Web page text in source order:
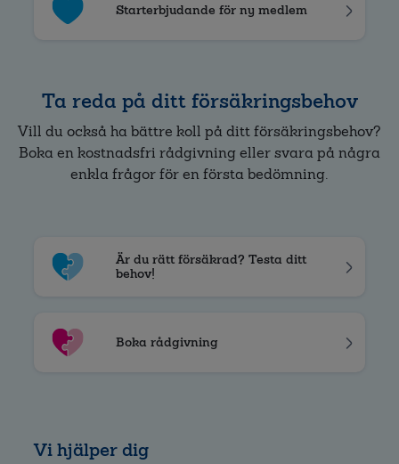
Starterbjudande för ny medlem
Ta reda på ditt försäkringsbehov
Vill du också ha bättre koll på ditt försäkringsbehov?
Boka en kostnadsfri rådgivning eller svara på några
enkla frågor för en första bedömning.
Är du rätt försäkrad? Testa ditt
behov!
Boka rådgivning
Vi hjälper dig